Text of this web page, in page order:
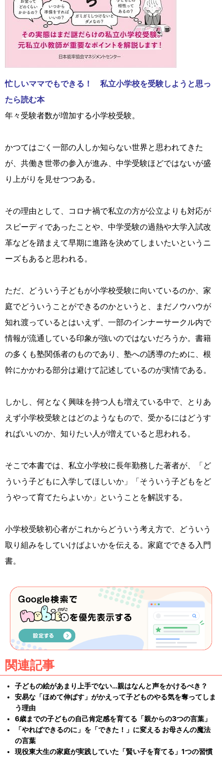
忙しいママでもできる！ 私立小学校を受験しようと思っ
たら読む本
年々受験者数が増加する小学校受験。
かつてはごく一部の人しか知らない世界と思われてきた
が、共働き世帯の参入が進み、中学受験ほどではないが盛
り上がりを見せつつある。
その理由として、コロナ禍で私立の方が公立よりも対応が
スピーディであったことや、中学受験の過熱や大学入試改
革などを踏まえて早期に進路を決めてしまいたいというニ
ーズもあると思われる。
ただ、どういう子どもが小学校受験に向いているのか、家
庭でどういうことができるのかというと、まだノウハウが
知れ渡っているとはいえず、一部のインナーサークル内で
情報が流通している印象が強いのではないだろうか。書籍
の多くも塾関係者のものであり、塾への誘導のために、根
幹にかかわる部分は避けて記述しているのが実情である。
しかし、何となく興味を持つ人も増えている中で、とりあ
えず小学校受験とはどのようなもので、受かるにはどうす
ればいいのか、知りたい人が増えていると思われる。
そこで本書では、私立小学校に長年勤務した著者が、「ど
ういう子どもに入学してほしいか」「そういう子どもをど
うやって育てたらよいか」ということを解説する。
小学校受験初心者がこれからどういう考え方で、どういう
取り組みをしていけばよいかを伝える。家庭でできる入門
書。
関連記事
子どもの絵があまり上手でない…親はなんと声をかけるべき？
安易な「ほめて伸ばす」がかえって子どものやる気を奪ってしま
う理由
6歳までの子どもの自己肯定感を育てる「親からの3つの言葉」
「やればできるのに」を「できた！」に変える お母さんの魔法
の言葉
現役東大生の家庭が実践していた「賢い子を育てる」1つの習慣